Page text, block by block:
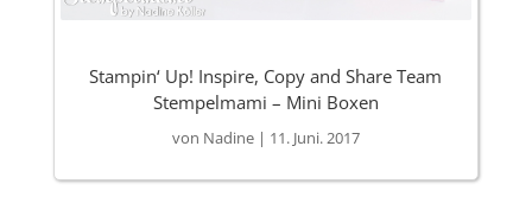
Stampin‘ Up! Inspire, Copy and Share Team
Stempelmami – Mini Boxen
von Nadine| 11. Juni. 2017